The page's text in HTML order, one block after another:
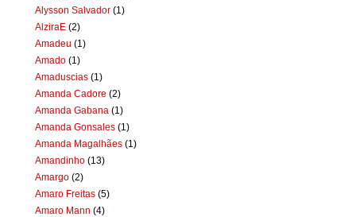
Alysson Salvador (1)
AlziraE (2)
Amadeu (1)
Amado (1)
Amaduscias (1)
Amanda Cadore (2)
Amanda Gabana (1)
Amanda Gonsales (1)
Amanda Magalhães (1)
Amandinho (13)
Amargo (2)
Amaro Freitas (5)
Amaro Mann (4)